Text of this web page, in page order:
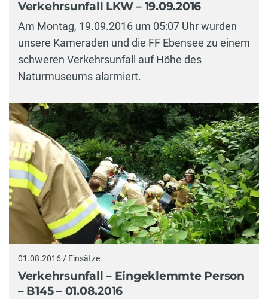
Verkehrsunfall LKW – 19.09.2016
Am Montag, 19.09.2016 um 05:07 Uhr wurden
unsere Kameraden und die FF Ebensee zu einem
schweren Verkehrsunfall auf Höhe des
Naturmuseums alarmiert.
01.08.2016 / Einsätze
Verkehrsunfall – Eingeklemmte Person
– B145 – 01.08.2016